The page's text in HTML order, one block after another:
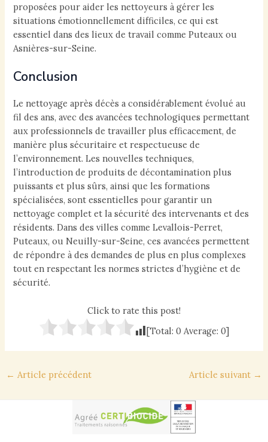
proposées pour aider les nettoyeurs à gérer les
situations émotionnellement difficiles, ce qui est
essentiel dans des lieux de travail comme Puteaux ou
Asnières-sur-Seine.
Conclusion
Le nettoyage après décès a considérablement évolué au
fil des ans, avec des avancées technologiques permettant
aux professionnels de travailler plus efficacement, de
manière plus sécuritaire et respectueuse de
l’environnement. Les nouvelles techniques,
l’introduction de produits de décontamination plus
puissants et plus sûrs, ainsi que les formations
spécialisées, sont essentielles pour garantir un
nettoyage complet et la sécurité des intervenants et des
résidents. Dans des villes comme Levallois-Perret,
Puteaux, ou Neuilly-sur-Seine, ces avancées permettent
de répondre à des demandes de plus en plus complexes
tout en respectant les normes strictes d’hygiène et de
sécurité.
Click to rate this post!
[Total: 0 Average: 0]
Navigation
articles
← Article précédent Article suivant →